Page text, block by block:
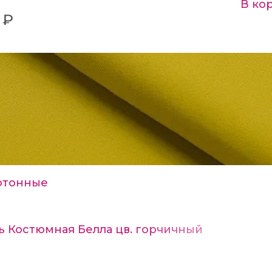
₽
В
Костюмная Белла цв. горчичный